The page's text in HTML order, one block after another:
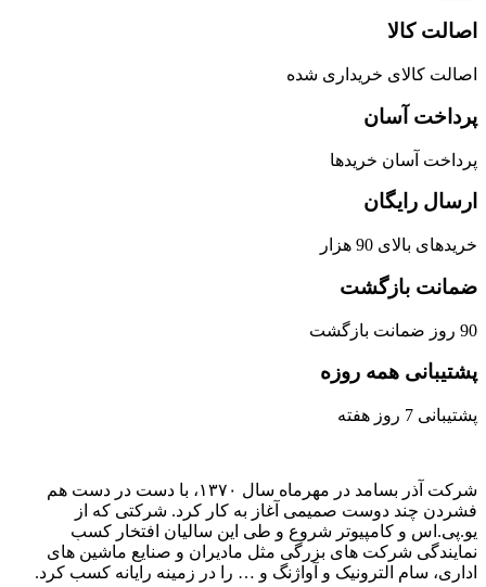
اصالت کالا
اصالت کالای خریداری شده
پرداخت آسان
پرداخت آسان خریدها
ارسال رایگان
خریدهای بالای 90 هزار
ضمانت بازگشت
90 روز ضمانت بازگشت
پشتیبانی همه روزه
پشتیبانی 7 روز هفته
شرکت آذر بسامد در مهرماه سال ۱۳۷۰، با دست در دست هم
فشردن ‌چند دوست صمیمی آغاز به کار کرد. شرکتی که از
یو.پی.اس و کامپیوتر شروع و طی این سالیان افتخار کسب
نمایندگی شرکت های بزرگی مثل مادیران و صنایع ماشین های
اداری، سام الترونیک و آواژنگ و … را در زمینه رایانه کسب کرد.